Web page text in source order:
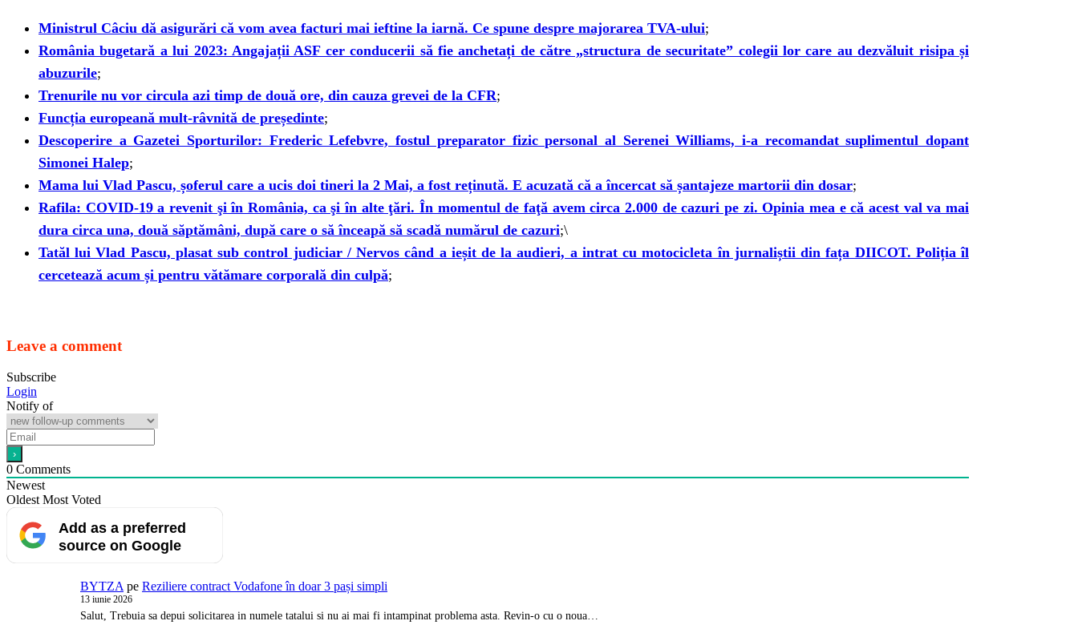
Ministrul Câciu dă asigurări că vom avea facturi mai ieftine la iarnă. Ce spune despre majorarea TVA-ului;
România bugetară a lui 2023: Angajații ASF cer conducerii să fie anchetați de către „structura de securitate” colegii lor care au dezvăluit risipa și
abuzurile;
Trenurile nu vor circula azi timp de două ore, din cauza grevei de la CFR;
Funcția europeană mult-râvnită de președinte;
Descoperire a Gazetei Sporturilor: Frederic Lefebvre, fostul preparator fizic personal al Serenei Williams, i-a recomandat suplimentul dopant
Simonei Halep;
Mama lui Vlad Pascu, șoferul care a ucis doi tineri la 2 Mai, a fost reținută. E acuzată că a încercat să șantajeze martorii din dosar;
Rafila: COVID-19 a revenit şi în România, ca şi în alte ţări. În momentul de faţă avem circa 2.000 de cazuri pe zi. Opinia mea e că acest val va mai
dura circa una, două săptămâni, după care o să înceapă să scadă numărul de cazuri;\
Tatăl lui Vlad Pascu, plasat sub control judiciar / Nervos când a ieșit de la audieri, a intrat cu motocicleta în jurnaliștii din fața DIICOT. Poliția îl
cercetează acum și pentru vătămare corporală din culpă;
Leave a comment
Subscribe
Login
Notify of
0 Comments
Newest
Oldest Most Voted
Add as a preferred
source on Google
BYTZA pe Reziliere contract Vodafone în doar 3 pași simpli
13 iunie 2026
Salut, Trebuia sa depui solicitarea in numele tatalui si nu ai mai fi intampinat problema asta. Revin-o cu o noua…